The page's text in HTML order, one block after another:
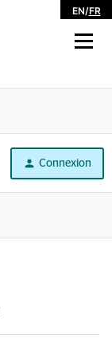
EN/FR
Connexion